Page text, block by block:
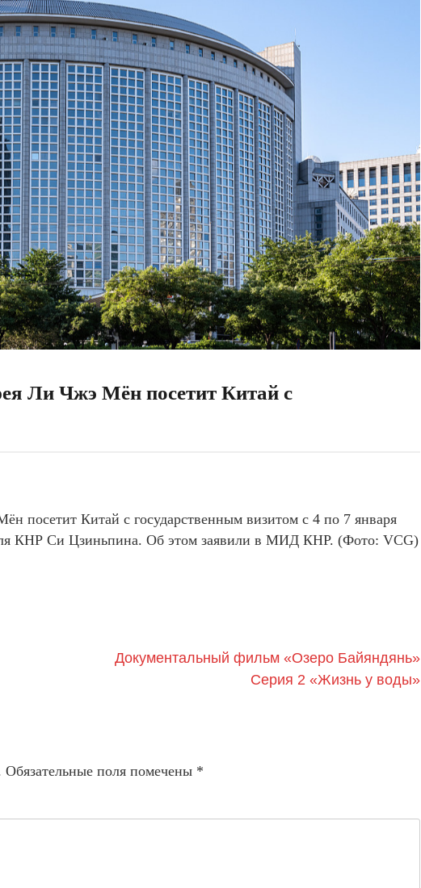
Ли Чжэ Мён посетит Китай с
посетит Китай с государственным визитом с 4 по 7 января
КНР Си Цзиньпина. Об этом заявили в МИД КНР. (Фото: VCG)
Документальный фильм «Озеро Байяндянь»
Серия 2 «Жизнь у воды»
Обязательные поля помечены *